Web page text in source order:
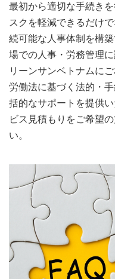
最初から適切な手続き
スクを軽減できるだけ
続可能な人事体制を構
場での人事・労務管理
リーンサンベトナムに
労働法に基づく法的・
括的なサポートを提供
ビス見積もりをご希望
い。